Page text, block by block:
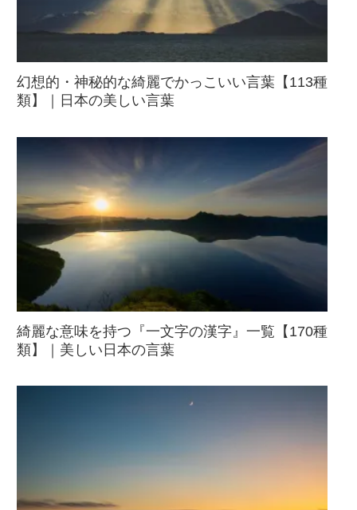
幻想的・神秘的な綺麗でかっこいい言葉【113種
類】｜日本の美しい言葉
綺麗な意味を持つ『一文字の漢字』一覧【170種
類】｜美しい日本の言葉